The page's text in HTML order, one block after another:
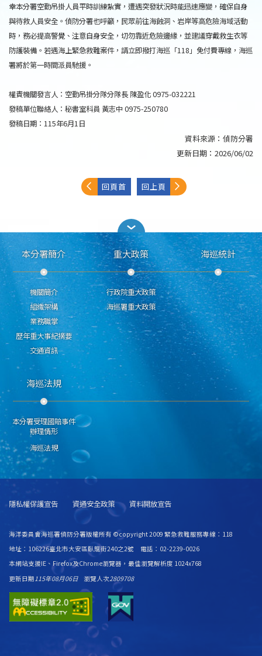
幸本分署空勤吊掛人員平時訓練紮實，遭遇突發狀況時能迅速應變，確保自身
與待救人員安全。偵防分署也呼籲，民眾前往海蝕洞、岩岸等高危險海域活動
時，務必提高警覺、注意自身安全，切勿靠近危險邊緣，並建議穿戴救生衣等
防護裝備。若遇海上緊急救難案件，請立即撥打海巡「118」免付費專線，海巡
署將於第一時間派員馳援。
權責機關發言人：空勤吊掛分隊分隊長 陳盈化 0975-032221
發稿單位聯絡人：秘書室科員 黃志中 0975-250780
發稿日期：115年6月1日
資料來源： 偵防分署
更新日期： 2026/06/02
回頁首 回上頁
本分署簡介
機關簡介
組織架構
業務職掌
歷年重大事紀摘要
交通資訊
重大政策
行政院重大政策
海巡署重大政策
海巡統計
海巡法規
本分署受理國賠事件
辦理情形
海巡法規
隱私權保護宣告 資通安全政策 資料開放宣告
海洋委員會海巡署偵防分署版權所有 ©copyright 2009 緊急救難服務專線：118
地址：106226臺北市大安區臥龍街240之2號 電話：02-2239-0026
本網站支援IE、Firefox及Chrome瀏覽器，最佳瀏覽解析度 1024x768
更新日期 115年08月06日 瀏覽人次2809708